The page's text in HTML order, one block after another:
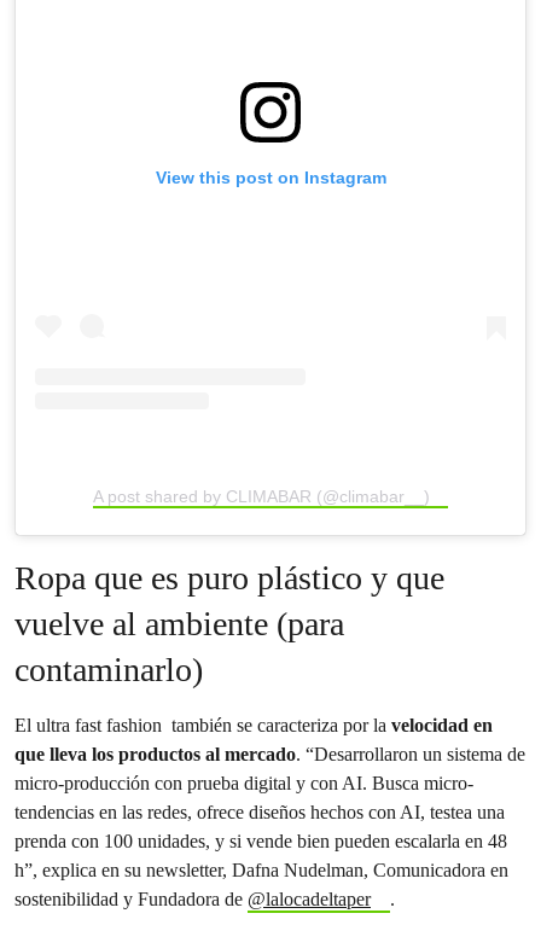
View this post on Instagram
A post shared by CLIMABAR (@climabar__)
Ropa que es puro plástico y que
vuelve al ambiente (para
contaminarlo)
El ultra fast fashion también se caracteriza por la velocidad en
que lleva los productos al mercado. “Desarrollaron un sistema de
micro-producción con prueba digital y con AI. Busca micro-
tendencias en las redes, ofrece diseños hechos con AI, testea una
prenda con 100 unidades, y si vende bien pueden escalarla en 48
h”, explica en su newsletter, Dafna Nudelman, Comunicadora en
sostenibilidad y Fundadora de @lalocadeltaper .